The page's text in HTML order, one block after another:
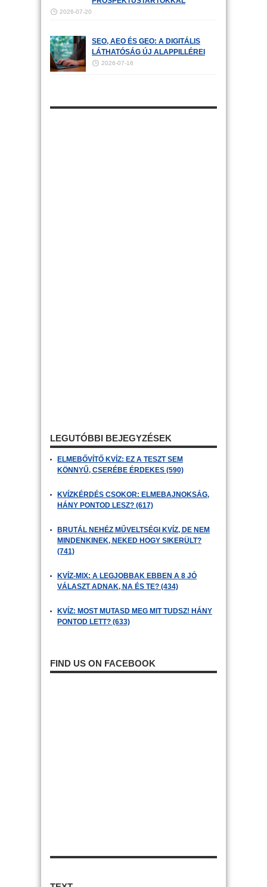
2026-07-20
SEO, AEO ÉS GEO: A DIGITÁLIS
LÁTHATÓSÁG ÚJ ALAPPILLÉREI
2026-07-16
LEGUTÓBBI BEJEGYZÉSEK
ELMEBŐVÍTŐ KVÍZ: EZ A TESZT SEM
KÖNNYŰ, CSERÉBE ÉRDEKES (590)
KVÍZKÉRDÉS CSOKOR: ELMEBAJNOKSÁG,
HÁNY PONTOD LESZ? (617)
BRUTÁL NEHÉZ MŰVELTSÉGI KVÍZ, DE NEM
MINDENKINEK, NEKED HOGY SIKERÜLT?
(741)
KVÍZ-MIX: A LEGJOBBAK EBBEN A 8 JÓ
VÁLASZT ADNAK, NA ÉS TE? (434)
KVÍZ: MOST MUTASD MEG MIT TUDSZ! HÁNY
PONTOD LETT? (633)
FIND US ON FACEBOOK